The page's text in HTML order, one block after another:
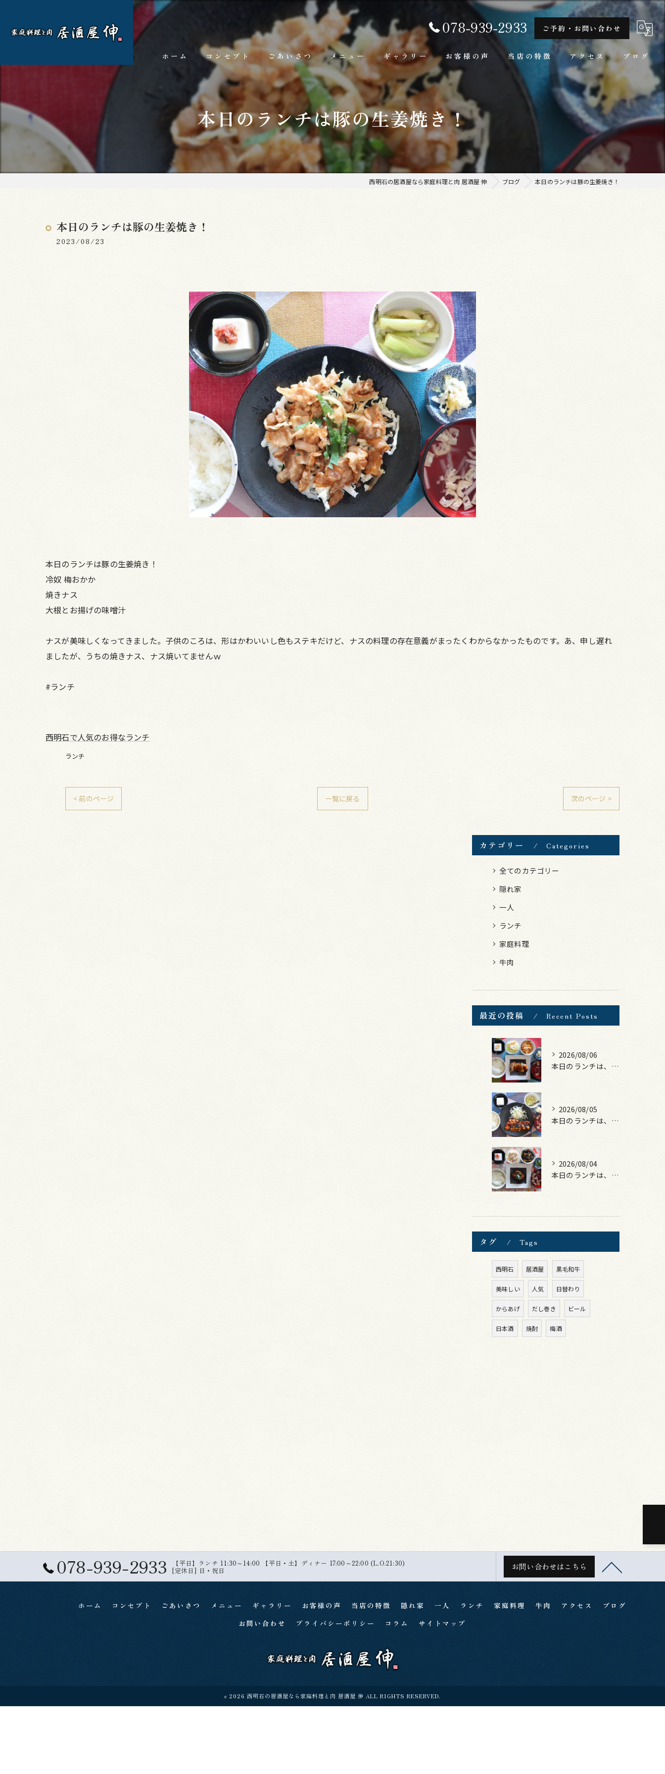
078-939-2933 ご予約・お問い合わせ
ホーム コンセプト ごあいさつ メニュー
ランチ
お料理
お飲み物
ギャラリー お客様の声 当店の特徴
隠れ家
家庭料理
アクセス ブログ
本日のランチは豚の生姜焼き！
西明石の居酒屋なら家庭料理と肉 居酒屋 伸 ブログ 本日のランチは豚の生姜焼き！
本日のランチは豚の生姜焼き！
2023/08/23
本日のランチは豚の生姜焼き！
冷奴 梅おかか
焼きナス
大根とお揚げの味噌汁
ナスが美味しくなってきました。子供のころは、形はかわいいし色もステキだけど、ナスの料理の存在意義がまったくわからなかったものです。あ、申し遅れ
ましたが、うちの焼きナス、ナス焼いてませんｗ
#ランチ
西明石で人気のお得なランチ
ランチ
< 前のページ 一覧に戻る 次のページ >
カテゴリー Categories
全てのカテゴリー
隠れ家
一人
ランチ
家庭料理
牛肉
最近の投稿 Recent Posts
2026/08/06
本日のランチは、照焼きチキン！
2026/08/05
本日のランチは、ロース豚カツ梅はさみ！
2026/08/04
本日のランチは、煮込みハンバーグ！
タグ Tags
西明石 居酒屋 黒毛和牛
美味しい 人気 日替わり
からあげ だし巻き ビール
日本酒 焼酎 梅酒
078-939-2933 【平日】ランチ 11:30～14:00 【平日・土】ディナー 17:00～22:00 (L.O.21:30)
[定休日] 日・祝日 お問い合わせはこちら
ホーム コンセプト ごあいさつ メニュー ギャラリー お客様の声 当店の特徴 隠れ家 一人 ランチ 家庭料理 牛肉 アクセス
ブログ
お問い合わせ
プライバシーポリシー コラム サイトマップ
c 2026 西明石の居酒屋なら家庭料理と肉 居酒屋 伸 ALL RIGHTS RESERVED.